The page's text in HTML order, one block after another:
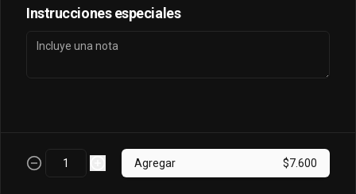
Tori Oriental
Instrucciones especiales
Agregar $7.600